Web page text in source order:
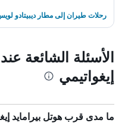
رحلات طيران إلى مطار ديبيتادو
الأسئلة الشائعة
إيغواتيمي
ما مدى قرب هوتل بيرامايد